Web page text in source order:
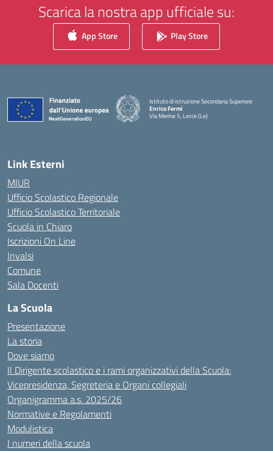
Scarica la nostra app ufficiale su:
App Store Play Store
Istituto di istruzione Secondaria Superiore
Enrico Fermi
Via Merine 5, Lecce (Le)
Link Esterni
MIUR
Ufficio Scolastico Regionale
Ufficio Scolastico Territoriale
Scuola in Chiaro
Iscrizioni On Line
Invalsi
Comune
Sala Docenti
La Scuola
Presentazione
La storia
Dove siamo
Il Dirigente scolastico e i rami organizzativi della Scuola:
Vicepresidenza, Segreteria e Organi collegiali
Organigramma a.s. 2025/26
Normative e Regolamenti
Modulistica
I numeri della scuola